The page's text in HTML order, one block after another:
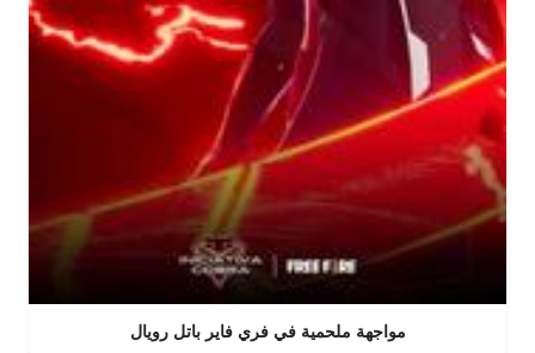
مواجهة ملحمية في فري فاير باتل رويال